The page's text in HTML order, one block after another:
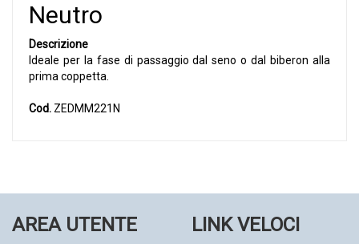
Neutro
Descrizione
Ideale per la fase di passaggio dal seno o dal biberon alla
prima coppetta.
Cod. ZEDMM221N
AREA UTENTE LINK VELOCI